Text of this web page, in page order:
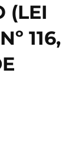
(LEI
116,